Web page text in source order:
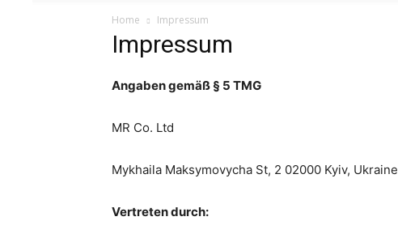
Home Impressum
Impressum
Angaben gemäß § 5 TMG
MR Co. Ltd
Mykhaila Maksymovycha St, 2 02000 Kyiv, Ukraine
Vertreten durch: